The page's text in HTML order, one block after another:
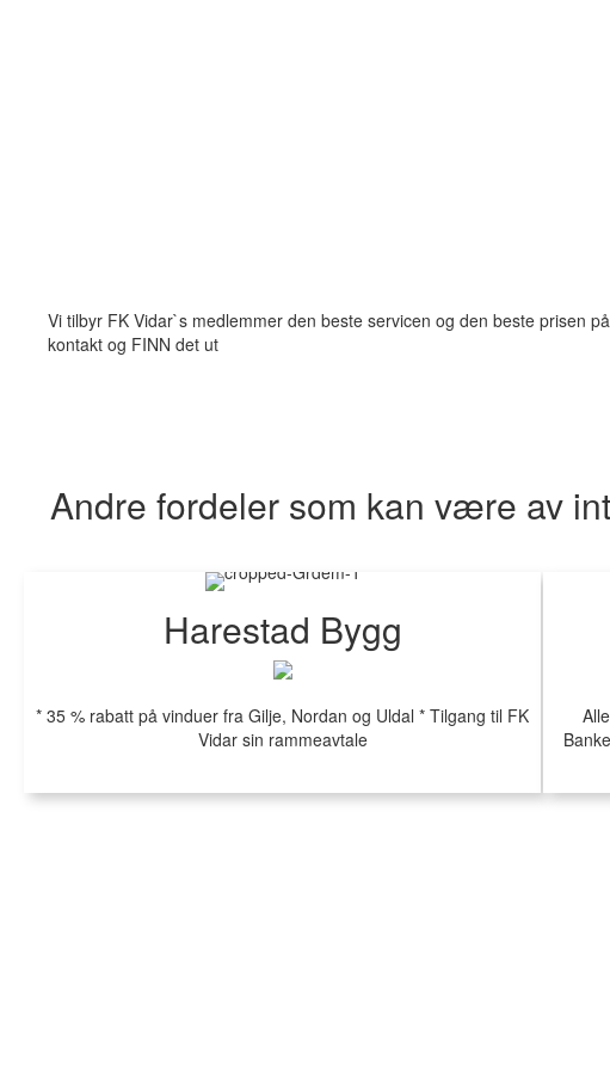
Vi tilbyr FK Vidar`s medlemmer den beste servicen og den beste prisen
kontakt og FINN det ut
Andre fordeler som kan være av
Harestad Bygg
* 35 % rabatt på vinduer fra Gilje, Nordan og Uldal * Tilgang til FK
Vidar sin rammeavtale